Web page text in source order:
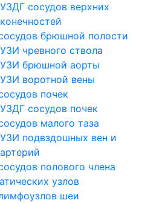
УЗДГ сосудов верхних
конечностей
брюшной полости
УЗИ чревного ствола
УЗИ брюшной аорты
УЗИ воротной вены
почек
УЗДГ сосудов почек
малого таза
УЗИ подвздошных вен и
артерий
полового члена
узлов
шеи